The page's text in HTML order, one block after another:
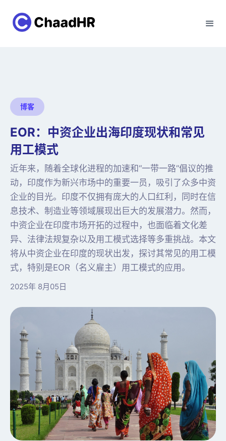
博客
EOR：中资企业出海印度现状和常见
用工模式
近年来，随着全球化进程的加速和“一带一路”倡议的推
动，印度作为新兴市场中的重要一员，吸引了众多中资
企业的目光。印度不仅拥有庞大的人口红利，同时在信
息技术、制造业等领域展现出巨大的发展潜力。然而，
中资企业在印度市场开拓的过程中，也面临着文化差
异、法律法规复杂以及用工模式选择等多重挑战。本文
将从中资企业在印度的现状出发，探讨其常见的用工模
式，特别是EOR（名义雇主）用工模式的应用。
2025年 8月05日